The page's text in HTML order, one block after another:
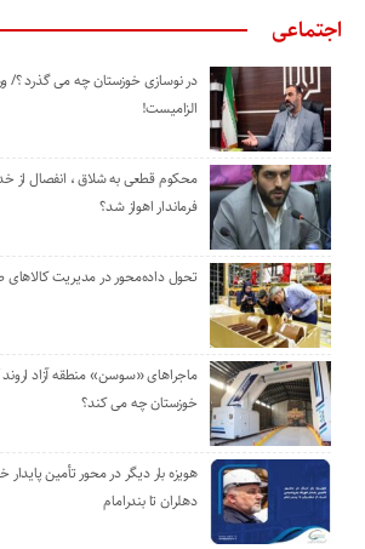
اجتماعی
در نوسازی خوزستان چه می گذرد ؟/
الزامیست!
محکوم قطعی به شلاق ، انفصال از
فرماندار اهواز شد؟
تحول داده‌محور در مدیریت کالاهای
ماجراهای «سوسن» منطقه آزاد
خوزستان چه می کند؟
هویزه بار دیگر در محور تأمین
دهلران تا بندرامام